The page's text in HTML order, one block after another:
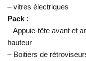
– vitres électriques
Pack :
– Appuie-tête avant et
hauteur
– Boitiers de